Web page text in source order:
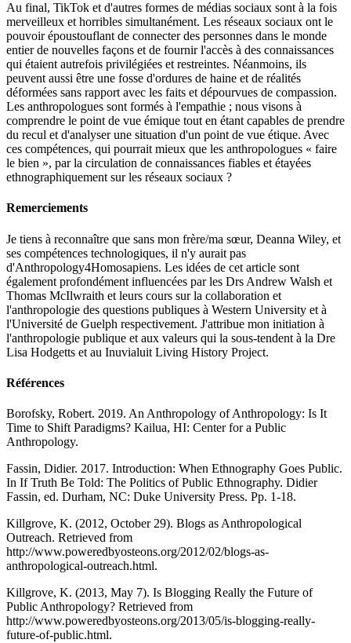
Au final, TikTok et d'autres formes de médias sociaux sont à la fois
merveilleux et horribles simultanément. Les réseaux sociaux ont le
pouvoir époustouflant de connecter des personnes dans le monde
entier de nouvelles façons et de fournir l'accès à des connaissances
qui étaient autrefois privilégiées et restreintes. Néanmoins, ils
peuvent aussi être une fosse d'ordures de haine et de réalités
déformées sans rapport avec les faits et dépourvues de compassion.
Les anthropologues sont formés à l'empathie ; nous visons à
comprendre le point de vue émique tout en étant capables de prendre
du recul et d'analyser une situation d'un point de vue étique. Avec
ces compétences, qui pourrait mieux que les anthropologues « faire
le bien », par la circulation de connaissances fiables et étayées
ethnographiquement sur les réseaux sociaux ?
Remerciements
Je tiens à reconnaître que sans mon frère/ma sœur, Deanna Wiley, et
ses compétences technologiques, il n'y aurait pas
d'Anthropology4Homosapiens. Les idées de cet article sont
également profondément influencées par les Drs Andrew Walsh et
Thomas McIlwraith et leurs cours sur la collaboration et
l'anthropologie des questions publiques à Western University et à
l'Université de Guelph respectivement. J'attribue mon initiation à
l'anthropologie publique et aux valeurs qui la sous-tendent à la Dre
Lisa Hodgetts et au Inuvialuit Living History Project.
Références
Borofsky, Robert. 2019. An Anthropology of Anthropology: Is It
Time to Shift Paradigms? Kailua, HI: Center for a Public
Anthropology.
Fassin, Didier. 2017. Introduction: When Ethnography Goes Public.
In If Truth Be Told: The Politics of Public Ethnography. Didier
Fassin, ed. Durham, NC: Duke University Press. Pp. 1-18.
Killgrove, K. (2012, October 29). Blogs as Anthropological
Outreach. Retrieved from
http://www.poweredbyosteons.org/2012/02/blogs-as-
anthropological-outreach.html.
Killgrove, K. (2013, May 7). Is Blogging Really the Future of
Public Anthropology? Retrieved from
http://www.poweredbyosteons.org/2013/05/is-blogging-really-
future-of-public.html.